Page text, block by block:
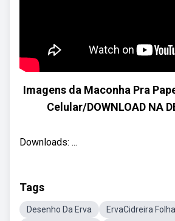
Imagens da Maconha Pra
Celular/DOWNLOAD NA
Downloads: ...
Tags
Desenho Da Erva
ErvaCidreira Folha